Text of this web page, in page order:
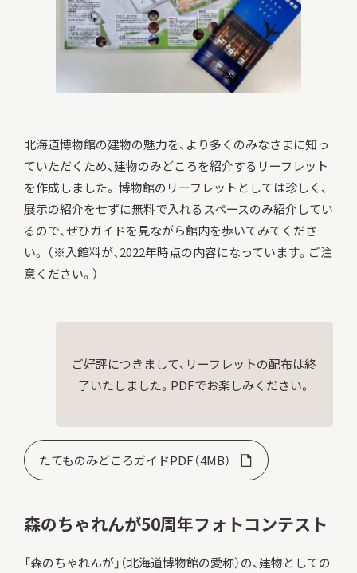
北海道博物館の建物の魅力を、より多くのみなさまに知っ
ていただくため、建物のみどころを紹介するリーフレット
を作成しました。 博物館のリーフレットとしては珍しく、
展示の紹介をせずに無料で入れるスペースのみ紹介してい
るので、ぜひガイドを見ながら館内を歩いてみてくださ
い。 （※入館料が、2022年時点の内容になっています。ご注
意ください。）
ご好評につきまして、リーフレットの配布は終
了いたしました。PDFでお楽しみください。
たてものみどころガイドPDF（4MB）
森のちゃれんが50周年フォトコンテスト
「森のちゃれんが」（北海道博物館の愛称）の、建物としての